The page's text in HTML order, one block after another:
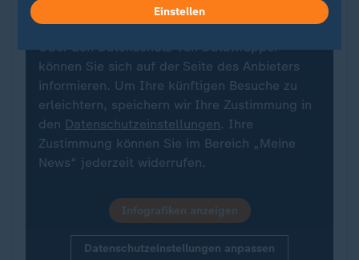
nachgeladen. Ihre IP-Adresse wird dabei an
externe Server von Datawrapper übertragen.
Über den Datenschutz von Datawrapper
können Sie sich auf der Seite des Anbieters
informieren. Um Ihre künftigen Besuche zu
erleichtern, speichern wir Ihre Zustimmung in
den Datenschutzeinstellungen. Ihre
Zustimmung können Sie im Bereich „Meine
News“ jederzeit widerrufen.
Infografiken anzeigen
Datenschutzeinstellungen anpassen
Einstellen